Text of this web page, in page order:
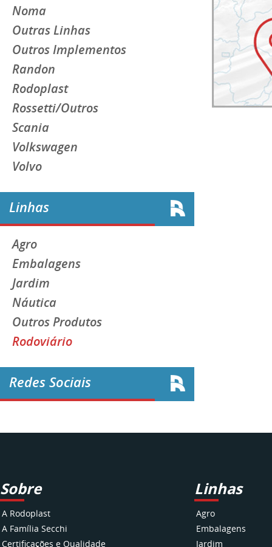
Noma
Outras Linhas
Outros Implementos
Randon
Rodoplast
Rossetti/Outros
Scania
Volkswagen
Volvo
Linhas
Agro
Embalagens
Jardim
Náutica
Outros Produtos
Rodoviário
Redes Sociais
Sobre
A Rodoplast
A Família Secchi
Certificações e Qualidade
Linhas
Agro
Embalagens
Jardim